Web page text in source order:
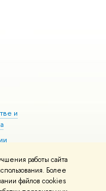
работы сайта
Более
файлов cookies
и